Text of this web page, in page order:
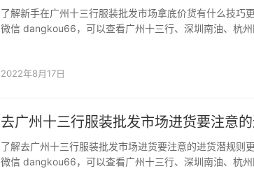
了解新手在广州十三行服装批发市场拿底价货有什么技巧
微信 dangkou66，可以查看广州十三行、深圳南油、杭
2022年8月17日
去广州十三行服装批发市场进货要注意
了解去广州十三行服装批发市场进货要注意的进货潜规则
微信 dangkou66，可以查看广州十三行、深圳南油、杭